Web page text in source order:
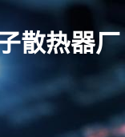
散热器厂